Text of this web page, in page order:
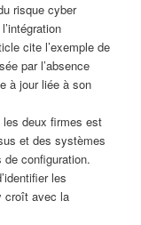
risque cyber
cite l’exemple de
par l’absence
à jour liée à son
deux firmes est
et des systèmes
de configuration.
les
croît avec la